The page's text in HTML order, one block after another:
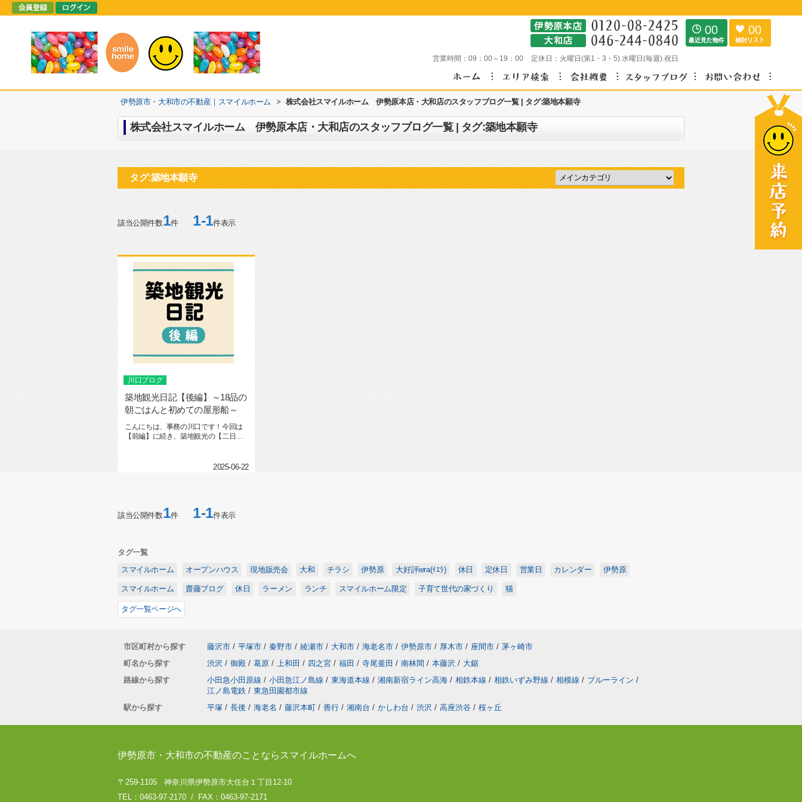
営業時間： 09：00～19：00 定休日： 火曜日(第1・3・5).水曜日(毎週).祝日
00 00
伊勢原市・大和市の不動産｜スマイルホーム > 株式会社スマイルホーム 伊勢原本店・大和店のスタッフブログ一覧 | タグ:築地本願寺
株式会社スマイルホーム 伊勢原本店・大和店のスタッフブログ一覧 | タグ:築地本願寺
タグ:築地本願寺
該当公開件数1件1-1件表示
川口ブログ
築地観光日記【後編】～18品の
朝ごはんと初めての屋形船～
こんにちは、事務の川口です！今回は
【前編】に続き、築地観光の【二日
2025-06-22
該当公開件数1件1-1件表示
タグ一覧
スマイルホーム
オープンハウス 現地販売会 大和 チラシ 伊勢原 大好評iera(ｲｴﾗ) 休日 定休日 営業日 カレンダー 伊勢原
スマイルホーム 齋藤ブログ 休日 ラーメン ランチ スマイルホーム限定 子育て世代の家づくり 猫
タグ一覧ページへ
市区町村から探す 藤沢市 / 平塚市 / 秦野市 / 綾瀬市 / 大和市 / 海老名市 / 伊勢原市 / 厚木市 / 座間市 / 茅ヶ崎市
町名から探す
渋沢 / 御殿 / 葛原 / 上和田 / 四之宮 / 福田 / 寺尾釜田 / 南林間 / 本藤沢 / 大鋸
路線から探す
小田急小田原線 / 小田急江ノ島線 / 東海道本線 / 湘南新宿ライン高海 / 相鉄本線 / 相鉄いずみ野線 / 相模線 / ブルーライン /
江ノ島電鉄 / 東急田園都市線
駅から探す
平塚 / 長後 / 海老名 / 藤沢本町 / 善行 / 湘南台 / かしわ台 / 渋沢 / 高座渋谷 / 桜ヶ丘
伊勢原市・大和市の不動産のことならスマイルホームへ
〒259-1105 神奈川県伊勢原市大住台１丁目12-10
TEL：0463-97-2170 / FAX：0463-97-2171